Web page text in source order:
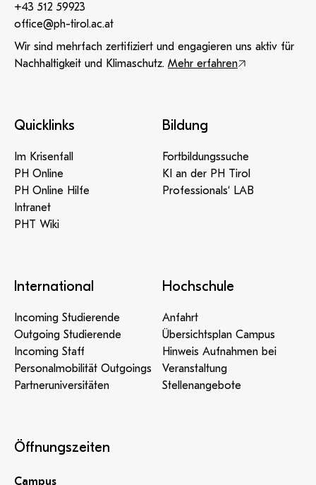
+43 512 59923
office@ph-tirol.ac.at
Wir sind mehrfach zertifiziert und engagieren uns aktiv für
Nachhaltigkeit und Klimaschutz. Mehr erfahren
Quicklinks
Im Krisenfall
PH Online
PH Online Hilfe
Intranet
PHT Wiki
Bildung
Fortbildungssuche
KI an der PH Tirol
Professionals‘ LAB
International
Incoming Studierende
Outgoing Studierende
Incoming Staff
Personalmobilität Outgoings
Partneruniversitäten
Hochschule
Anfahrt
Übersichtsplan Campus
Hinweis Aufnahmen bei
Veranstaltung
Stellenangebote
Öffnungszeiten
Campus